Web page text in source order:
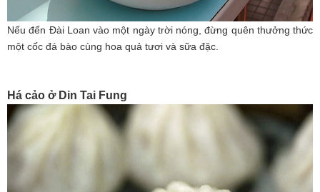
Nếu đến Đài Loan vào một ngày trời nóng, đừng quên thưởng thức
một cốc đá bào cùng hoa quả tươi và sữa đặc.
Há cảo ở Din Tai Fung